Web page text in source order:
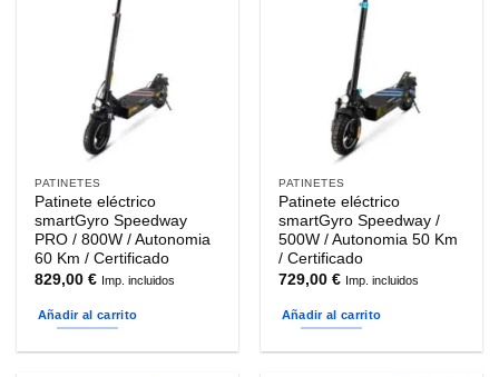
PATINETES
Patinete eléctrico
smartGyro Speedway
PRO / 800W / Autonomia
60 Km / Certificado
829,00€ Imp. incluidos
Añadir al carrito
PATINETES
Patinete eléctrico
smartGyro Speedway /
500W / Autonomia 50 Km
/ Certificado
729,00€ Imp. incluidos
Añadir al carrito